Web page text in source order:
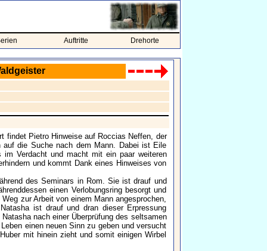
Auftritte Drehorte
findet Pietro Hinweise auf Roccias Neffen, der
die Suche nach dem Mann. Dabei ist Eile
im Verdacht und macht mit ein paar weiteren
und kommt Dank eines Hinweises von
des Seminars in Rom. Sie ist drauf und
einen Verlobungsring besorgt und
zur Arbeit von einem Mann angesprochen,
ist drauf und dran dieser Erpressung
nach einer Überprüfung des seltsamen
einen neuen Sinn zu geben und versucht
mit hinein zieht und somit einigen Wirbel